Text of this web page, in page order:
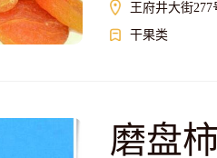
王府井大街277
干果类
磨盘